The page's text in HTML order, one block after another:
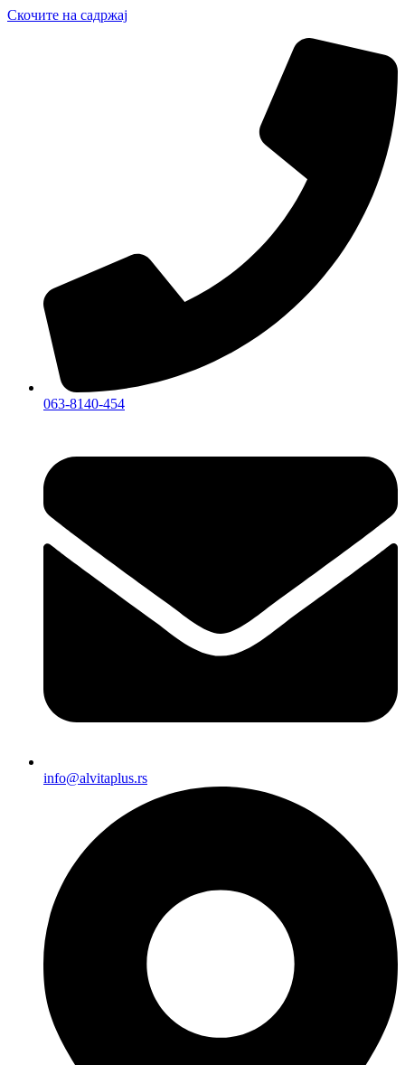
Скочите на садржај
063-8140-454
info@alvitaplus.rs